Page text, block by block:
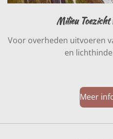
Milieu Toezicht
Voor overheden uitvoeren
en
Meer